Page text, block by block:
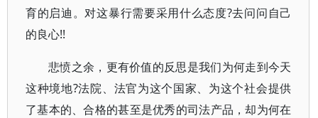
育的启迪。对这暴行需要采用什么态度?去问问自己
的良心!!
悲愤之余，更有价值的反思是我们为何走到今天
这种境地?法院、法官为这个国家、为这个社会提供
了基本的、合格的甚至是优秀的司法产品，却为何在